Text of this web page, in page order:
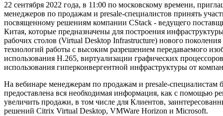
22 сентября 2022 года, в 11:00 по московскому времени,
менеджеров по продажам и presale-специалистов принять
посвященному решениям компании CStack - ведущего
Китая, которые предназначены для построения
рабочих столов (Virtual Desktop Infrastructure) нового
технологий работы с высоким разрешением передаваемого
использования H.265, виртуализации графических
использования гиперконвергентной инфраструктуры от
На вебинаре менеджерам по продажам и presale-специалистам
предоставлена вся необходимая информация, как с помощью
увеличить продажи, в том числе для Клиентов,
решений Citrix Virtual Desktop, VMWare Horizon и Microsoft.